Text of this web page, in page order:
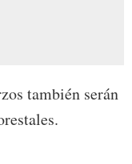
también serán